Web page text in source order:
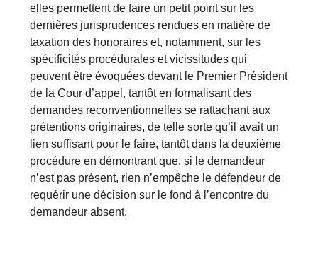
elles permettent de faire un petit point sur les
dernières jurisprudences rendues en matière de
taxation des honoraires et, notamment, sur les
spécificités procédurales et vicissitudes qui
peuvent être évoquées devant le Premier Président
de la Cour d’appel, tantôt en formalisant des
demandes reconventionnelles se rattachant aux
prétentions originaires, de telle sorte qu’il avait un
lien suffisant pour le faire, tantôt dans la deuxième
procédure en démontrant que, si le demandeur
n’est pas présent, rien n’empêche le défendeur de
requérir une décision sur le fond à l’encontre du
demandeur absent.